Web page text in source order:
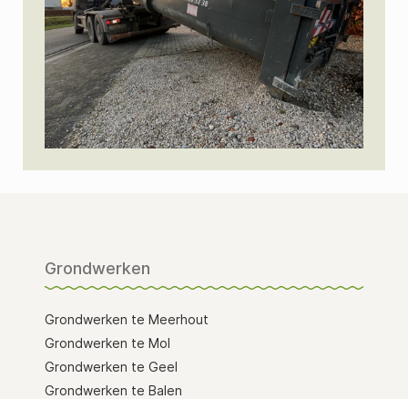
Grondwerken
Grondwerken te Meerhout
Grondwerken te Mol
Grondwerken te Geel
Grondwerken te Balen